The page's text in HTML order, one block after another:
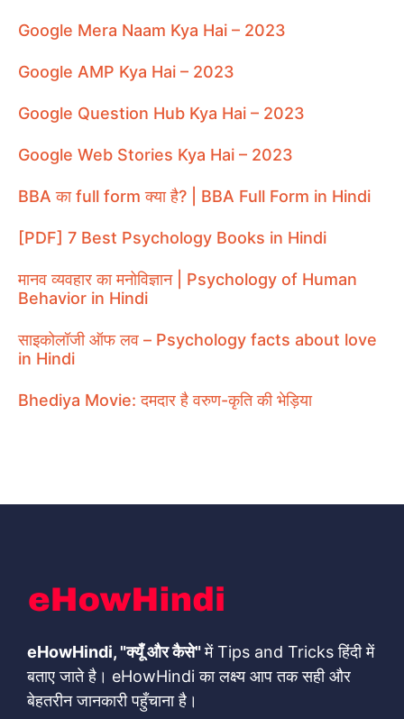
Google Mera Naam Kya Hai – 2023
Google AMP Kya Hai – 2023
Google Question Hub Kya Hai – 2023
Google Web Stories Kya Hai – 2023
BBA का full form क्या है? | BBA Full Form in Hindi
[PDF] 7 Best Psychology Books in Hindi
मानव व्यवहार का मनोविज्ञान | Psychology of Human
Behavior in Hindi
साइकोलॉजी ऑफ लव – Psychology facts about love
in Hindi
Bhediya Movie: दमदार है वरुण-कृति की भेड़िया
eHowHindi, "क्यूँ और कैसे"में Tips and Tricks हिंदी में
बताए जाते है। eHowHindi का लक्ष्य आप तक सही और
बेहतरीन जानकारी पहुँचाना है।